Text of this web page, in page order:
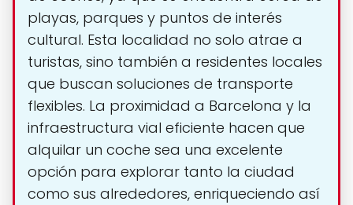
playas, parques y puntos de interés
cultural. Esta localidad no solo atrae a
turistas, sino también a residentes locales
que buscan soluciones de transporte
flexibles. La proximidad a Barcelona y la
infraestructura vial eficiente hacen que
alquilar un coche sea una excelente
opción para explorar tanto la ciudad
como sus alrededores, enriqueciendo así